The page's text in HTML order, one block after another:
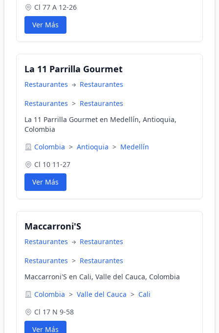
Cl 77 A 12-26
Ver Más
La 11 Parrilla Gourmet
Restaurantes Restaurantes
Restaurantes > Restaurantes
La 11 Parrilla Gourmet en Medellín, Antioquia,
Colombia
Colombia > Antioquia > Medellín
Cl 10 11-27
Ver Más
Maccarroni'S
Restaurantes Restaurantes
Restaurantes > Restaurantes
Maccarroni'S en Cali, Valle del Cauca, Colombia
Colombia > Valle del Cauca > Cali
Cl 17 N 9-58
Ver Más